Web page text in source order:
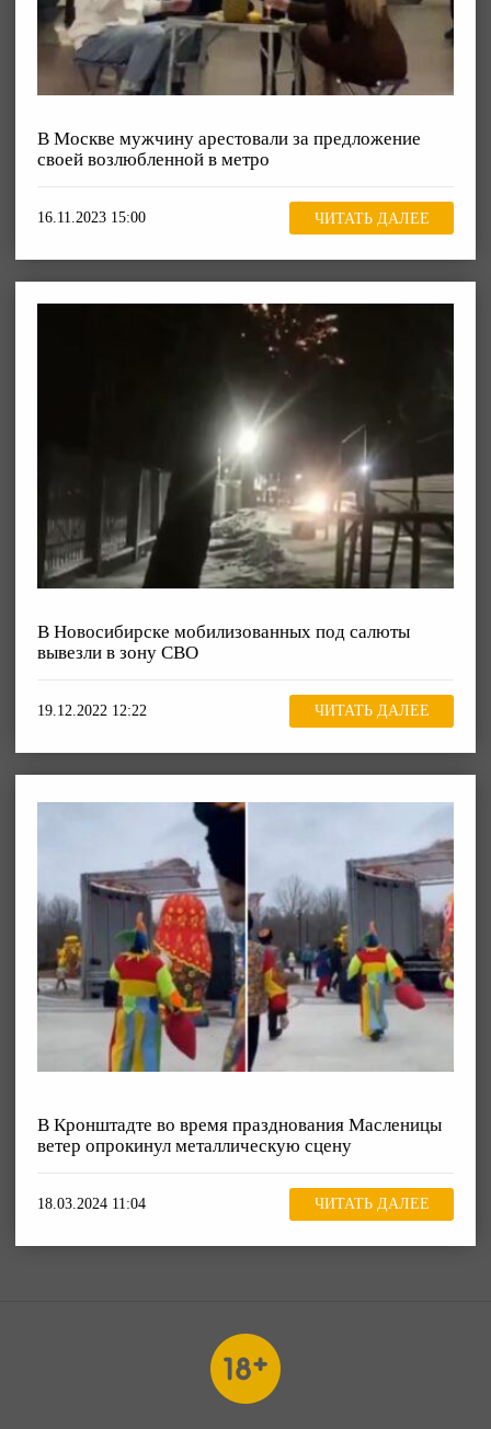
В Москве мужчину арестовали за предложение
своей возлюбленной в метро
16.11.2023 15:00 ЧИТАТЬ ДАЛЕЕ
В Новосибирске мобилизованных под салюты
вывезли в зону СВО
19.12.2022 12:22 ЧИТАТЬ ДАЛЕЕ
В Кронштадте во время празднования Масленицы
ветер опрокинул металлическую сцену
18.03.2024 11:04 ЧИТАТЬ ДАЛЕЕ